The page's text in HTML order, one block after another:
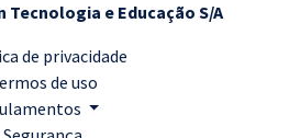
Tecnologia e Educação S/A
de privacidade
de uso